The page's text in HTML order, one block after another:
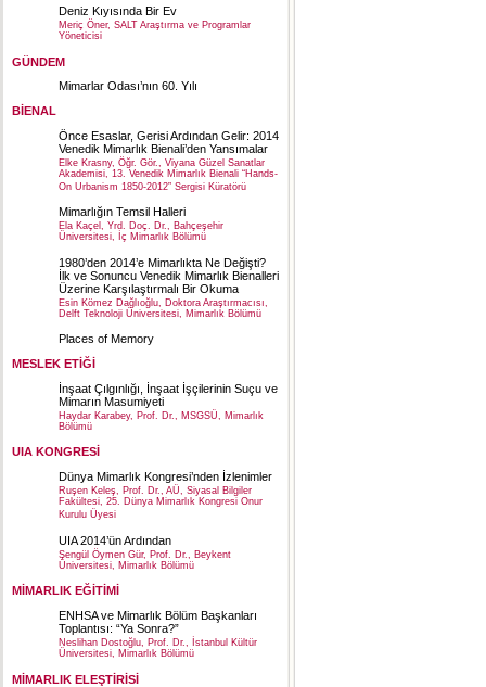
Deniz Kıyısında Bir Ev
Meriç Öner, SALT Araştırma ve Programlar
Yöneticisi
GÜNDEM
Mimarlar Odası’nın 60. Yılı
BİENAL
Önce Esaslar, Gerisi Ardından Gelir: 2014
Venedik Mimarlık Bienali’den Yansımalar
Elke Krasny, Öğr. Gör., Viyana Güzel Sanatlar
Akademisi, 13. Venedik Mimarlık Bienali “Hands-
On Urbanism 1850-2012” Sergisi Küratörü
Mimarlığın Temsil Halleri
Ela Kaçel, Yrd. Doç. Dr., Bahçeşehir
Üniversitesi, İç Mimarlık Bölümü
1980’den 2014’e Mimarlıkta Ne Değişti?
İlk ve Sonuncu Venedik Mimarlık Bienalleri
Üzerine Karşılaştırmalı Bir Okuma
Esin Kömez Dağlıoğlu, Doktora Araştırmacısı,
Delft Teknoloji Üniversitesi, Mimarlık Bölümü
Places of Memory
MESLEK ETİĞİ
İnşaat Çılgınlığı, İnşaat İşçilerinin Suçu ve
Mimarın Masumiyeti
Haydar Karabey, Prof. Dr., MSGSÜ, Mimarlık
Bölümü
UIA KONGRESİ
Dünya Mimarlık Kongresi’nden İzlenimler
Ruşen Keleş, Prof. Dr., AÜ, Siyasal Bilgiler
Fakültesi, 25. Dünya Mimarlık Kongresi Onur
Kurulu Üyesi
UIA 2014’ün Ardından
Şengül Öymen Gür, Prof. Dr., Beykent
Üniversitesi, Mimarlık Bölümü
MİMARLIK EĞİTİMİ
ENHSA ve Mimarlık Bölüm Başkanları
Toplantısı: “Ya Sonra?”
Neslihan Dostoğlu, Prof. Dr., İstanbul Kültür
Üniversitesi, Mimarlık Bölümü
MİMARLIK ELEŞTİRİSİ